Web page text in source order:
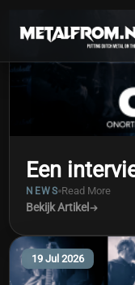
Een
NEWS Read More
Bekijk Artikel
19 Jul 2026